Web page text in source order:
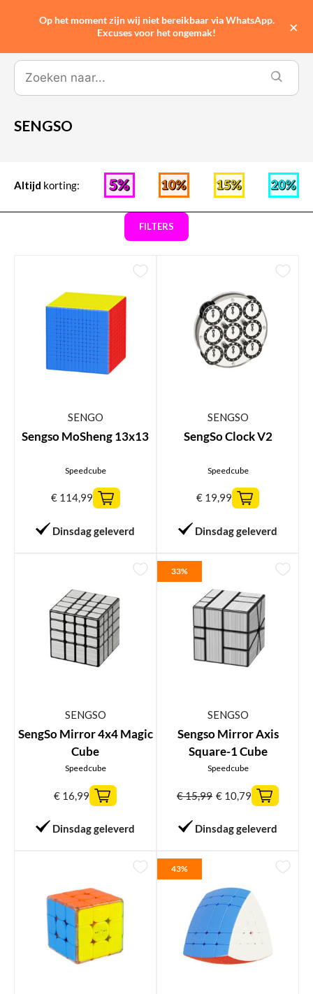
SENGSO
Altijd korting:
FILTERS
SENGO
Sengso MoSheng 13x13
Speedcube
€114,99
Dinsdag geleverd
SENGSO
SengSo Clock V2
Speedcube
€ 19,99
Dinsdag geleverd
SENGSO
SengSo Mirror 4x4 Magic
Cube
Speedcube
€ 16,99
Dinsdag geleverd
33%
SENGSO
Sengso Mirror Axis
Square-1 Cube
Speedcube
€15,99 € 10,79
Dinsdag geleverd
43%
Op het moment zijn wij niet bereikbaar via WhatsApp.
Excuses voor het ongemak!
×